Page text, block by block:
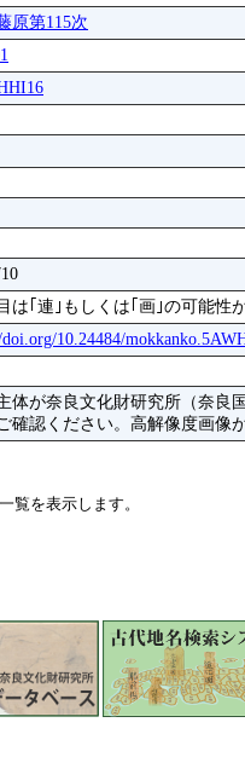
原第115次
は｢連｣もしくは｢画｣の可能性
10.24484/
体が奈良文化財研究所（奈良
確認ください。高解像度画像
覧を表示します。